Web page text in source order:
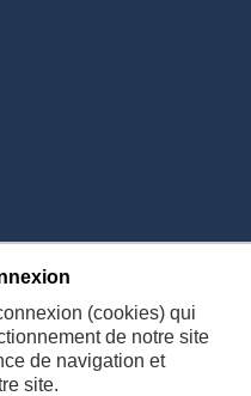
(cookies) qui
de notre site
de navigation et
site.
site Consignes de sécurité